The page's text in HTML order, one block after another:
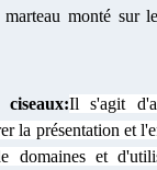
monté sur
Il s'agit
la présentation et
domaines et